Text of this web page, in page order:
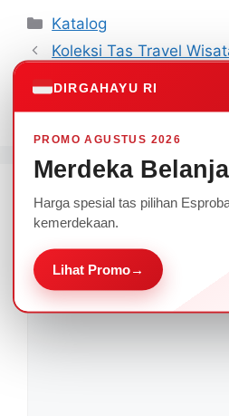
Kategori
Katalog
Koleksi Tas Travel
Tinggalkan
Komentar
DIRGAHAYU RI
PROMO AGUSTUS 2026
Merdeka
Harga spesial tas pilihan
kemerdekaan.
Lihat Promo→